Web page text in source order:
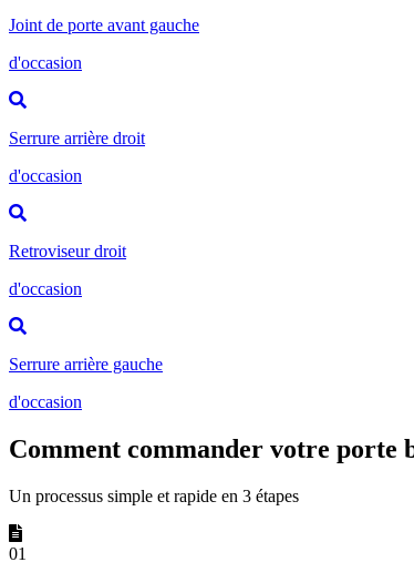
Joint de porte avant gauche
d'occasion
Serrure arrière droit
d'occasion
Retroviseur droit
d'occasion
Serrure arrière gauche
d'occasion
Comment commander votre porte
Un processus simple et rapide en 3 étapes
01